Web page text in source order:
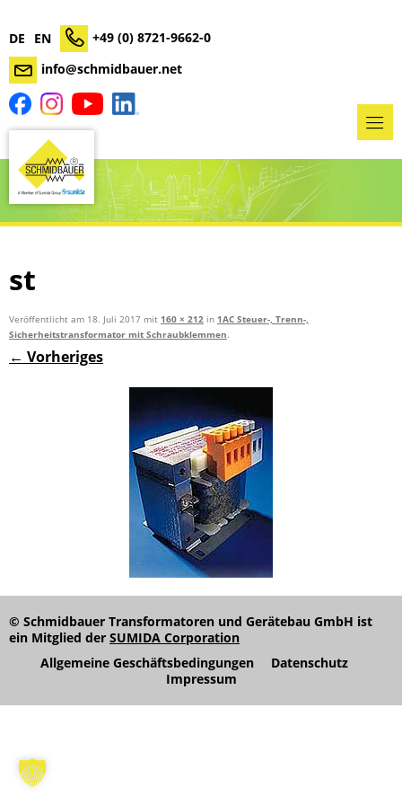
DE EN
+49 (0) 8721-9662-0
info@schmidbauer.net
st
Veröffentlicht am 18. Juli 2017 mit 160 × 212 in 1AC Steuer-, Trenn-,
Sicherheitstransformator mit Schraubklemmen.
← Vorheriges
© Schmidbauer Transformatoren und Gerätebau GmbH ist
ein Mitglied der SUMIDA Corporation
Allgemeine Geschäftsbedingungen
Datenschutz
Impressum